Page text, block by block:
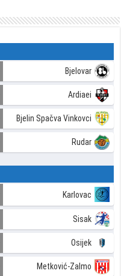
Bjelovar
Ardiaei
Bjelin Spačva Vinkovci
Rudar
Karlovac
Sisak
Osijek
Metković-Zalmo